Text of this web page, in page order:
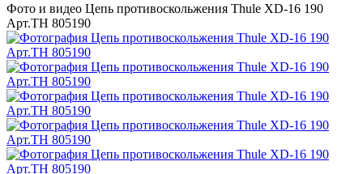
Фото и видео Цепь противоскольжения Thule XD-16 190
Арт.TH 805190